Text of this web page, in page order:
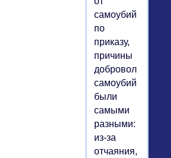
самоубийств
по
приказу,
причины
добровольных
самоубийств
были
самыми
разными:
из-за
отчаяния,